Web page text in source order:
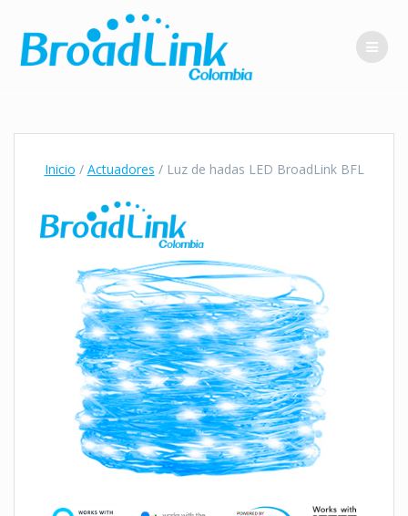
al
contenido
Inicio / Actuadores / Luz de hadas LED BroadLink BFL